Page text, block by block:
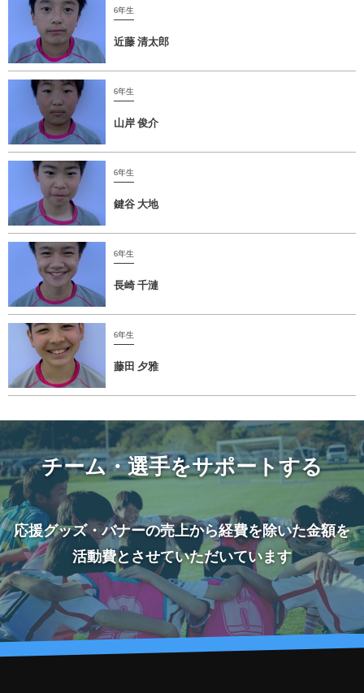
6年生
近藤 清太郎
6年生
山岸 俊介
6年生
鍵谷 大地
6年生
長崎 千漣
6年生
藤田 夕雅
チーム・選手をサポートする
応援グッズ・バナーの売上から経費を除いた金額を
活動費とさせていただいています